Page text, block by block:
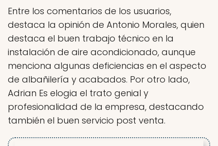
Entre los comentarios de los usuarios,
destaca la opinión de Antonio Morales, quien
destaca el buen trabajo técnico en la
instalación de aire acondicionado, aunque
menciona algunas deficiencias en el aspecto
de albañilería y acabados. Por otro lado,
Adrian Es elogia el trato genial y
profesionalidad de la empresa, destacando
también el buen servicio post venta.